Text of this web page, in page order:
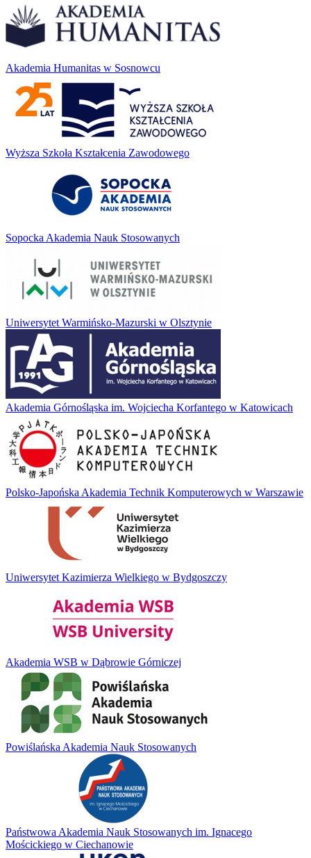
Akademia Humanitas w Sosnowcu
Wyższa Szkoła Kształcenia Zawodowego
Sopocka Akademia Nauk Stosowanych
Uniwersytet Warmińsko-Mazurski w Olsztynie
Akademia Górnośląska im. Wojciecha Korfantego w Katowicach
Polsko-Japońska Akademia Technik Komputerowych w Warszawie
Uniwersytet Kazimierza Wielkiego w Bydgoszczy
Akademia WSB w Dąbrowie Górniczej
Powiślańska Akademia Nauk Stosowanych
Państwowa Akademia Nauk Stosowanych im. Ignacego
Mościckiego w Ciechanowie